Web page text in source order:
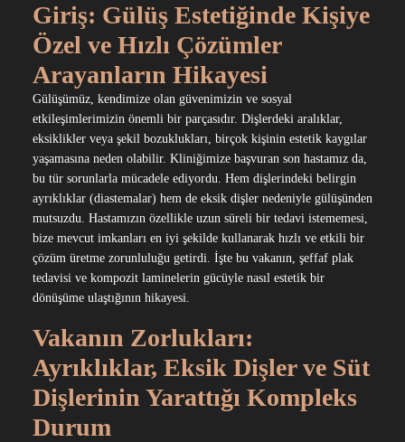
Giriş: Gülüş Estetiğinde Kişiye
Özel ve Hızlı Çözümler
Arayanların Hikayesi
Gülüşümüz, kendimize olan güvenimizin ve sosyal
etkileşimlerimizin önemli bir parçasıdır. Dişlerdeki aralıklar,
eksiklikler veya şekil bozuklukları, birçok kişinin estetik kaygılar
yaşamasına neden olabilir. Kliniğimize başvuran son hastamız da,
bu tür sorunlarla mücadele ediyordu. Hem dişlerindeki belirgin
ayrıklıklar (diastemalar) hem de eksik dişler nedeniyle gülüşünden
mutsuzdu. Hastamızın özellikle uzun süreli bir tedavi istememesi,
bize mevcut imkanları en iyi şekilde kullanarak hızlı ve etkili bir
çözüm üretme zorunluluğu getirdi. İşte bu vakanın, şeffaf plak
tedavisi ve kompozit laminelerin gücüyle nasıl estetik bir
dönüşüme ulaştığının hikayesi.
Vakanın Zorlukları:
Ayrıklıklar, Eksik Dişler ve Süt
Dişlerinin Yarattığı Kompleks
Durum